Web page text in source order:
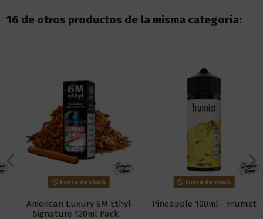
16 de otros productos de la misma categoría:
Fuera de stock
American Luxury 6M Ethyl
Signature 120ml Pack -
Fuera de stock
Pineapple 100ml - Frumist